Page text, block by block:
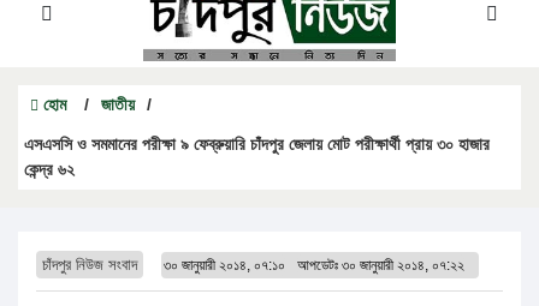
হোম / জাতীয় /
এসএসসি ও সমমানের পরীক্ষা ৯ ফেব্রুয়ারি চাঁদপুর জেলায় মোট পরীক্ষার্থী প্রায় ৩০ হাজার
কেন্দ্র ৬২
চাঁদপুর নিউজ সংবাদ ৩০ জানুয়ারী ২০১৪, ০৭:১০ আপডেটঃ ৩০ জানুয়ারী ২০১৪, ০৭:২২